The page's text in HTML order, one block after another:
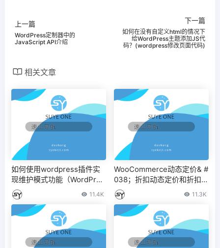
上一篇
WordPress定制器中的
JavaScript API介绍
下一篇
如何在没有自定义html的情况下
给WordPress主题添加JS代
码？(wordpress修改页面代码)
相关文章
如何使用wordpress插件实
现维护模式功能（WordPres
s用户插件）
11.4K
WooCommerce动态定价& #
038；折扣动态定价和折扣插
件
11.3K